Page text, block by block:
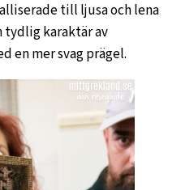
till ljusa och lena
tydlig karaktär av
en mer svag prägel.